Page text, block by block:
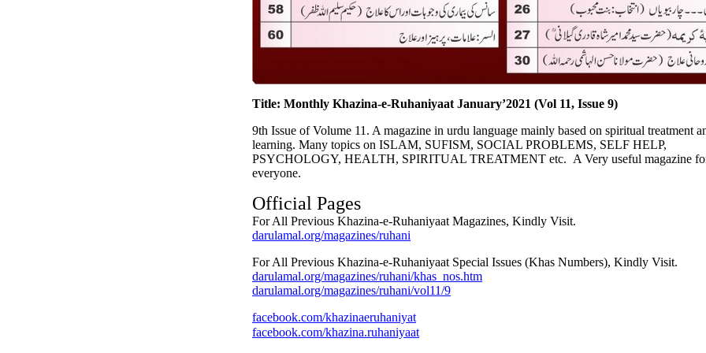
Title: Monthly Khazina-e-Ruhaniyaat January’2021 (Vol 11, Issue 9)
9th Issue of Volume 11. A magazine in urdu language mainly based on spiritual treatment
learning. Many topics on ISLAM, SUFISM, SOCIAL PROBLEMS, SELF HELP,
PSYCHOLOGY, HEALTH, SPIRITUAL TREATMENT etc. A Very useful magazine
everyone.
Official Pages
For All Previous Khazina-e-Ruhaniyaat Magazines, Kindly Visit.
darulamal.org/magazines/ruhani
For All Previous Khazina-e-Ruhaniyaat Special Issues (Khas Numbers), Kindly Visit.
darulamal.org/magazines/ruhani/khas_nos.htm
darulamal.org/magazines/ruhani/vol11/9
facebook.com/khazinaeruhaniyat
facebook.com/khazina.ruhaniyaat